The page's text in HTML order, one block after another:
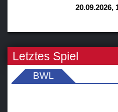
20.09.2026,
Letztes Spiel
BWL